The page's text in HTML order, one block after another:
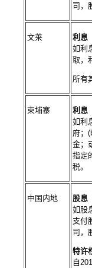
司，
文莱
利息
如利
取，
所有
柬埔寨
利息
如利
府；
金；
指定
税。
中国内地
股息
如股
支付
司，
特许
自